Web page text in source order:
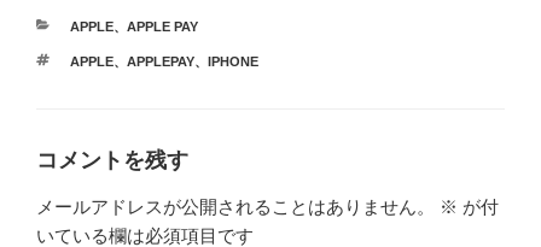
カ
ゴ
APPLE、 APPLE PAY
タ
APPLE、 APPLEPAY、 IPHONE
コメントを残す
メールアドレスが公開されることはありません。 ※ が付
いている欄は必須項目です